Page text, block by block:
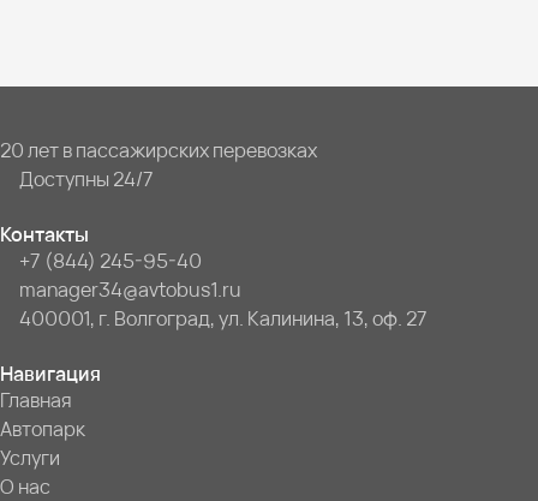
20 лет в пассажирских перевозках
Доступны 24/7
Контакты
+7 (844) 245-95-40
manager34@avtobus1.ru
400001, г. Волгоград, ул. Калинина, 13, оф. 27
Навигация
Главная
Автопарк
Услуги
О нас